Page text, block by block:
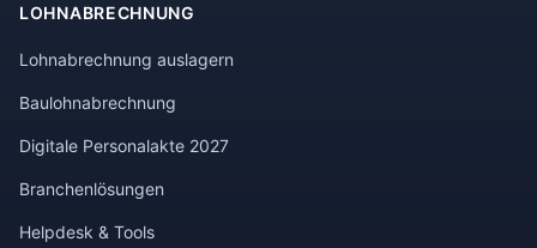
LOHNABRECHNUNG
Lohnabrechnung auslagern
Baulohnabrechnung
Digitale Personalakte 2027
Branchenlösungen
Helpdesk & Tools